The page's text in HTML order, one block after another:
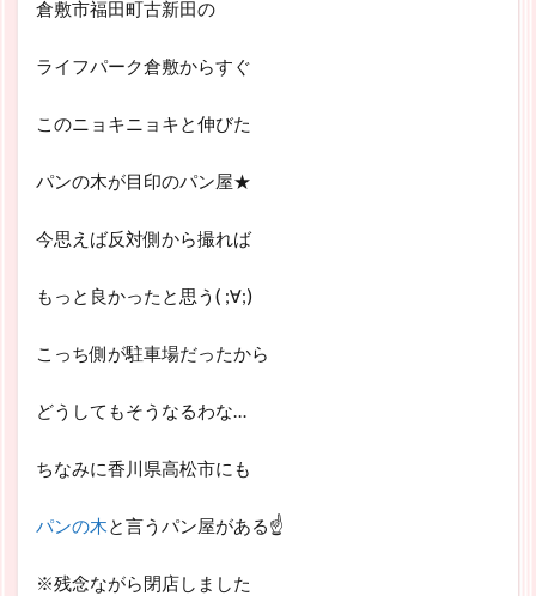
倉敷市福田町古新田の
ライフパーク倉敷からすぐ
このニョキニョキと伸びた
パンの木が目印のパン屋★
今思えば反対側から撮れば
もっと良かったと思う( ;∀;)
こっち側が駐車場だったから
どうしてもそうなるわな…
ちなみに香川県高松市にも
パンの木と言うパン屋がある☝
※残念ながら閉店しました